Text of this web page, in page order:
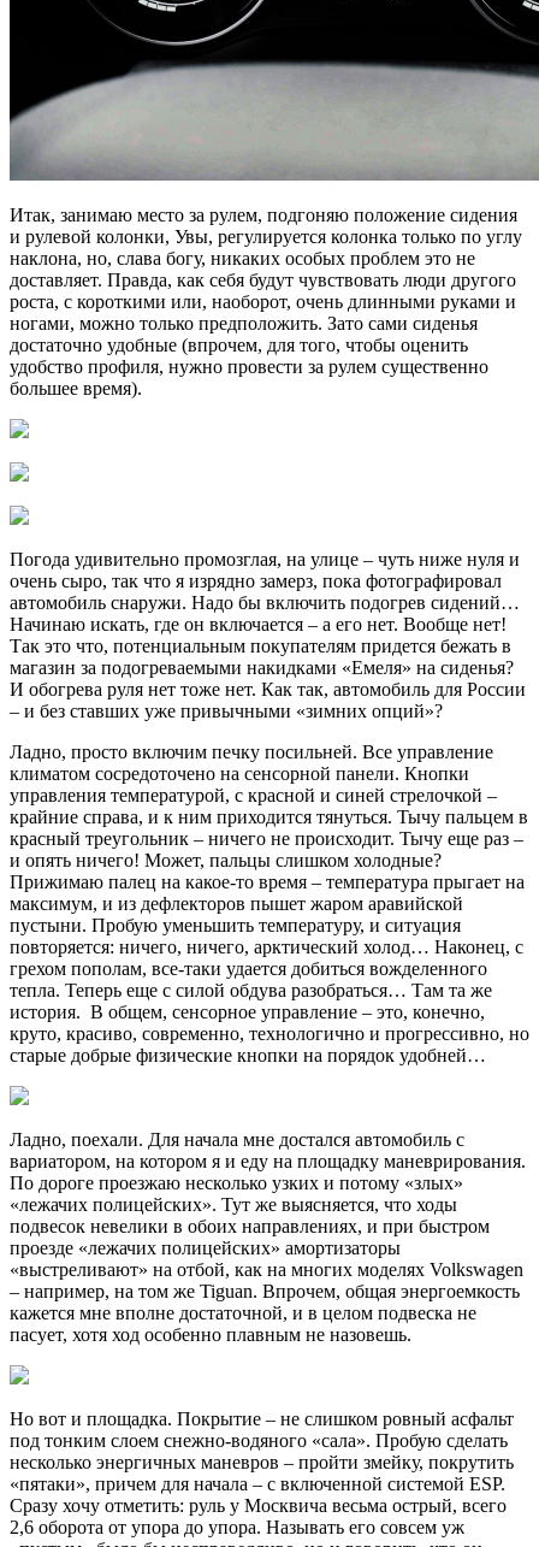
Итак, занимаю место за рулем, подгоняю положение сидения
и рулевой колонки, Увы, регулируется колонка только по углу
наклона, но, слава богу, никаких особых проблем это не
доставляет. Правда, как себя будут чувствовать люди другого
роста, с короткими или, наоборот, очень длинными руками и
ногами, можно только предположить. Зато сами сиденья
достаточно удобные (впрочем, для того, чтобы оценить
удобство профиля, нужно провести за рулем существенно
большее время).
Погода удивительно промозглая, на улице – чуть ниже нуля и
очень сыро, так что я изрядно замерз, пока фотографировал
автомобиль снаружи. Надо бы включить подогрев сидений…
Начинаю искать, где он включается – а его нет. Вообще нет!
Так это что, потенциальным покупателям придется бежать в
магазин за подогреваемыми накидками «Емеля» на сиденья?
И обогрева руля нет тоже нет. Как так, автомобиль для России
– и без ставших уже привычными «зимних опций»?
Ладно, просто включим печку посильней. Все управление
климатом сосредоточено на сенсорной панели. Кнопки
управления температурой, с красной и синей стрелочкой –
крайние справа, и к ним приходится тянуться. Тычу пальцем в
красный треугольник – ничего не происходит. Тычу еще раз –
и опять ничего! Может, пальцы слишком холодные?
Прижимаю палец на какое-то время – температура прыгает на
максимум, и из дефлекторов пышет жаром аравийской
пустыни. Пробую уменьшить температуру, и ситуация
повторяется: ничего, ничего, арктический холод… Наконец, с
грехом пополам, все-таки удается добиться вожделенного
тепла. Теперь еще с силой обдува разобраться… Там та же
история. В общем, сенсорное управление – это, конечно,
круто, красиво, современно, технологично и прогрессивно, но
старые добрые физические кнопки на порядок удобней…
Ладно, поехали. Для начала мне достался автомобиль с
вариатором, на котором я и еду на площадку маневрирования.
По дороге проезжаю несколько узких и потому «злых»
«лежачих полицейских». Тут же выясняется, что ходы
подвесок невелики в обоих направлениях, и при быстром
проезде «лежачих полицейских» амортизаторы
«выстреливают» на отбой, как на многих моделях Volkswagen
– например, на том же Tiguan. Впрочем, общая энергоемкость
кажется мне вполне достаточной, и в целом подвеска не
пасует, хотя ход особенно плавным не назовешь.
Но вот и площадка. Покрытие – не слишком ровный асфальт
под тонким слоем снежно-водяного «сала». Пробую сделать
несколько энергичных маневров – пройти змейку, покрутить
«пятаки», причем для начала – с включенной системой ESP.
Сразу хочу отметить: руль у Москвича весьма острый, всего
2,6 оборота от упора до упора. Называть его совсем уж